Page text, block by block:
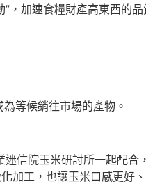
，加速食糧財產高東西的
等候銷往市場的產物。
信院玉米研討所一起配
加工，也讓玉米口感更好